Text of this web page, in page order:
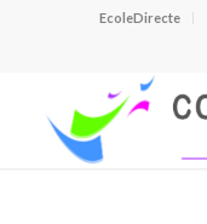
EcoleDirecte